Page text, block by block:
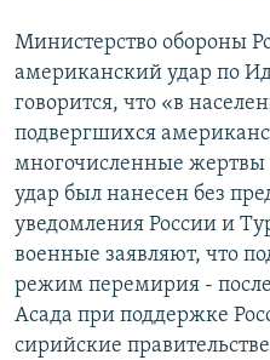
Министерство обороны
американский удар по
говорится, что «в
подвергшихся
многочисленные жертвы
удар был нанесен без
уведомления России и
военные заявляют, что
режим перемирия -
Асада при поддержке
сирийские